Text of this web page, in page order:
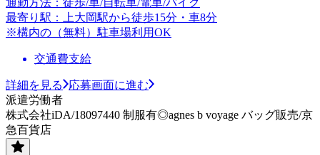
最寄り駅：上大岡駅から徒歩15分・車8分
※構内の（無料）駐車場利用OK
交通費支給
詳細を見る
応募画面に進む
派遣労働者
株式会社iDA/18097440 制服有◎agnes b voyage バッグ販売/京
急百貨店